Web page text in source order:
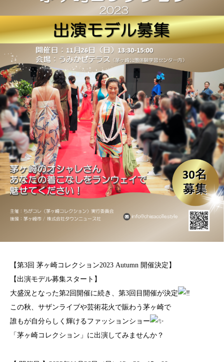
【第3回 茅ヶ崎コレクション2023 Autumn 開催決定】
【出演モデル募集スタート】
大盛況となった第2回開催に続き、 第3回目開催が決定
この秋、サザンライブや芸術花火で賑わう茅ヶ崎で
誰もが自分らしく輝けるファッションショー
「茅ヶ崎コレクション」に出演してみませんか？